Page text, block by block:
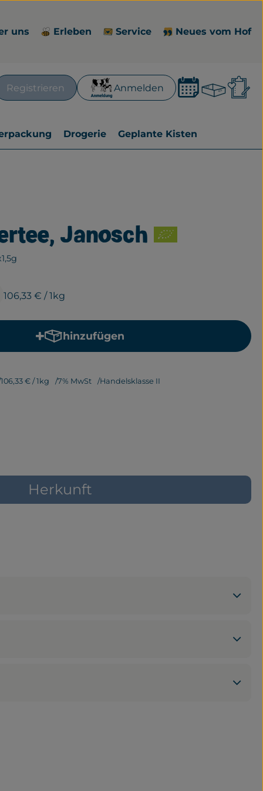
uns Erleben Service Neues vom Hof
Registrieren Anmelden
Drogerie Geplante Kisten
Janosch
106,33 € / 1kg
hinzufügen
Produkt zum Warenkorb hinzufügen
106,33 € / 1kg 7% MwSt Handelsklasse II
Herkunft